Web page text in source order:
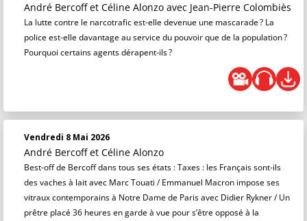
André Bercoff et Céline Alonzo avec Jean-Pierre Colombiès
La lutte contre le narcotrafic est-elle devenue une mascarade ? La
police est-elle davantage au service du pouvoir que de la population ?
Pourquoi certains agents dérapent-ils ?
Vendredi 8 Mai 2026
André Bercoff et Céline Alonzo
Best-off de Bercoff dans tous ses états : Taxes : les Français sont-ils
des vaches à lait avec Marc Touati / Emmanuel Macron impose ses
vitraux contemporains à Notre Dame de Paris avec Didier Rykner / Un
prêtre placé 36 heures en garde à vue pour s’être opposé à la